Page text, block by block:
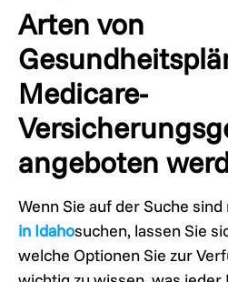
Arten von
Medicare-
angeboten
Wenn Sie auf der Suche sind
in Idahosuchen, lassen Sie
welche Optionen Sie zur